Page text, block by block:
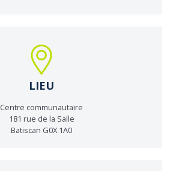
LIEU
Centre communautaire
181 rue de la Salle
Batiscan G0X 1A0